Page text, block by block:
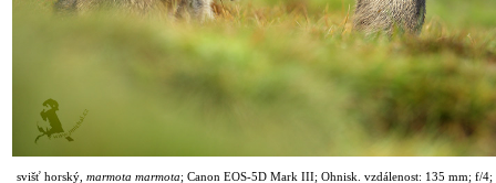
svišť horský, marmota marmota; Canon EOS-5D Mark III; Ohnisk. vzdálenost: 135 mm; f/4;